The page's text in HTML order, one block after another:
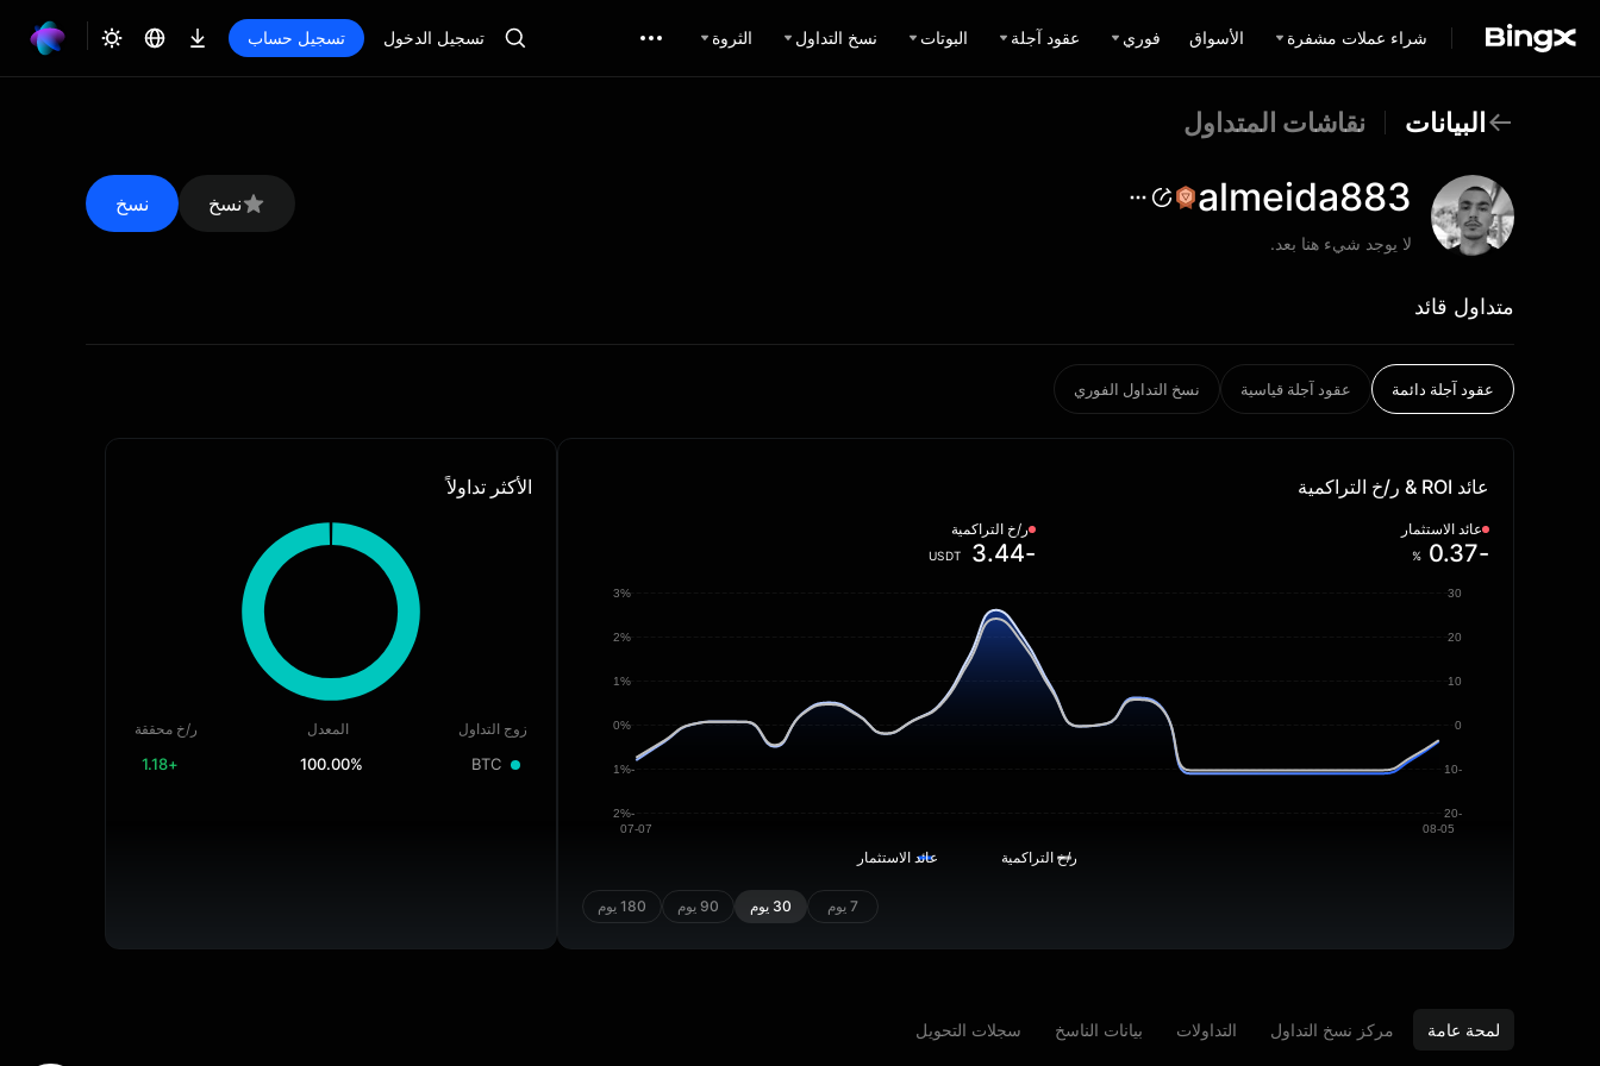
شراء عملات مشفرة الأسواق فوري عقود آجلة البوتات نسخ التداول الثروة تسجيل الدخول تسجيل حساب
البيانات نقاشات المتداول
almeida883
لا يوجد شيء هنا بعد.
نسخ نسخ
متداول قائد
عقود آجلة دائمة عقود آجلة قياسية نسخ التداول الفوري
عائد ROI & ر/خ التراكمية
عائد الاستثمار
-0.37
%
ر/خ التراكمية
-3.44
USDT
-2%
-1%
0%
1%
2%
3%
-20
-10
0
10
20
30
07-07 08-05
عائد الاستثمار ر/خ التراكمية
7 يوم 30 يوم 90 يوم 180 يوم
الأكثر تداولاً
زوج التداول المعدل ر/خ محققة
BTC
100.00%
+1.18
لمحة عامة مركز نسخ التداول التداولات بيانات الناسخ سجلات التحويل